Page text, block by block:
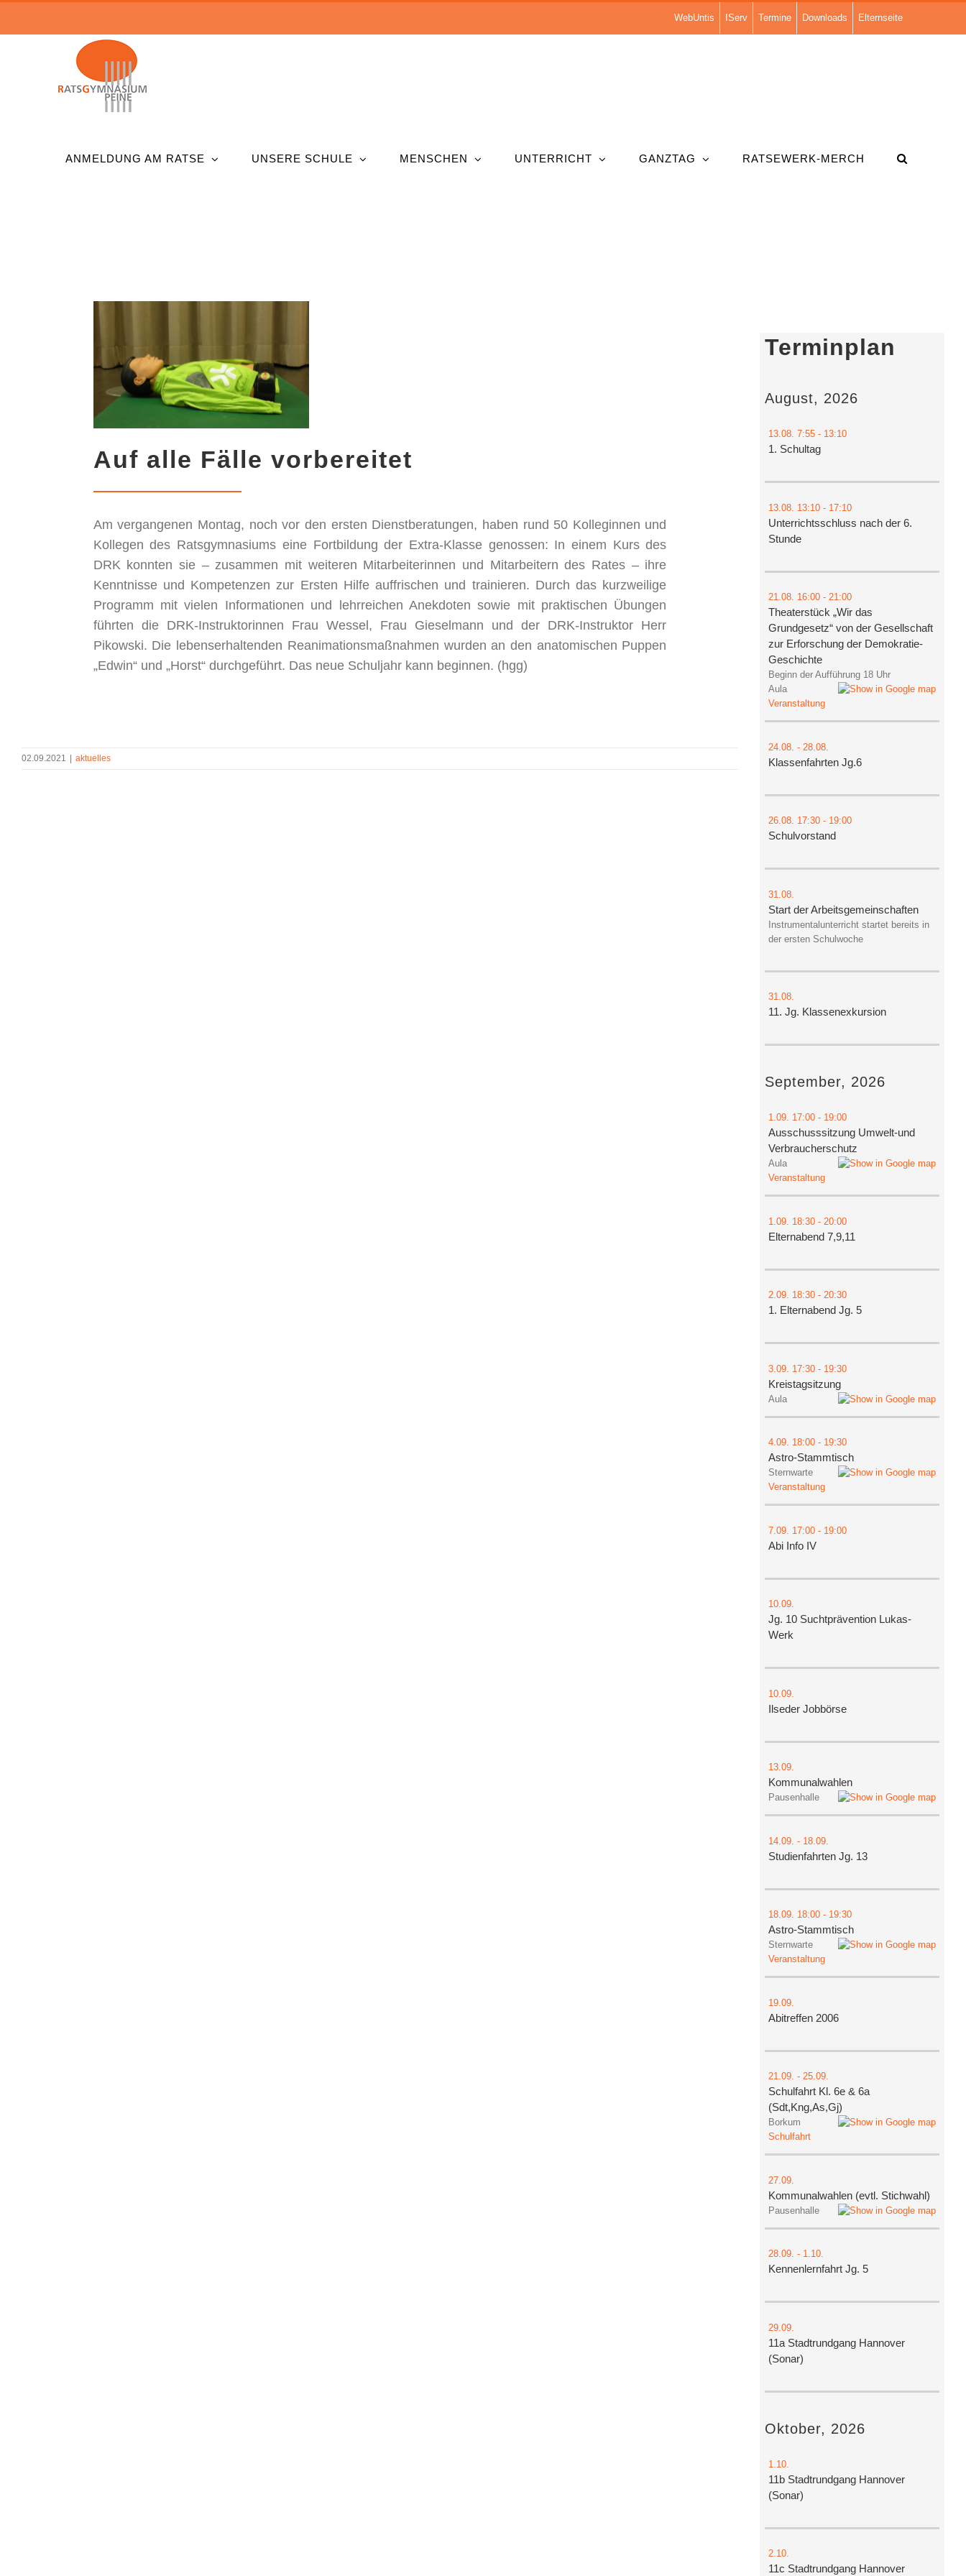
WebUntis IServ Termine Downloads Elternseite
ANMELDUNG AM RATSE UNSERE SCHULE MENSCHEN UNTERRICHT GANZTAG RATSEWERK-MERCH
Auf alle Fälle vorbereitet
Am vergangenen Montag, noch vor den ersten Dienstberatungen, haben rund 50 Kolleginnen und
Kollegen des Ratsgymnasiums eine Fortbildung der Extra-Klasse genossen: In einem Kurs des
DRK konnten sie – zusammen mit weiteren Mitarbeiterinnen und Mitarbeitern des Rates – ihre
Kenntnisse und Kompetenzen zur Ersten Hilfe auffrischen und trainieren. Durch das kurzweilige
Programm mit vielen Informationen und lehrreichen Anekdoten sowie mit praktischen Übungen
führten die DRK-Instruktorinnen Frau Wessel, Frau Gieselmann und der DRK-Instruktor Herr
Pikowski. Die lebenserhaltenden Reanimationsmaßnahmen wurden an den anatomischen Puppen
„Edwin“ und „Horst“ durchgeführt. Das neue Schuljahr kann beginnen. (hgg)
02.09.2021 aktuelles
Terminplan
August, 2026
13.08. 7:55- 13:10
1. Schultag
13.08. 13:10- 17:10
Unterrichtsschluss nach der 6.
Stunde
21.08. 16:00- 21:00
Theaterstück „Wir das
Grundgesetz“ von der Gesellschaft
zur Erforschung der Demokratie-
Geschichte
Beginn der Aufführung 18 Uhr
Aula
Veranstaltung
24.08. - 28.08.
Klassenfahrten Jg.6
26.08. 17:30- 19:00
Schulvorstand
31.08.
Start der Arbeitsgemeinschaften
Instrumentalunterricht startet bereits in
der ersten Schulwoche
31.08.
11. Jg. Klassenexkursion
September, 2026
1.09. 17:00- 19:00
Ausschusssitzung Umwelt-und
Verbraucherschutz
Aula
Veranstaltung
1.09. 18:30- 20:00
Elternabend 7,9,11
2.09. 18:30- 20:30
1. Elternabend Jg. 5
3.09. 17:30- 19:30
Kreistagsitzung
Aula
4.09. 18:00- 19:30
Astro-Stammtisch
Sternwarte
Veranstaltung
7.09. 17:00- 19:00
Abi Info IV
10.09.
Jg. 10 Suchtprävention Lukas-
Werk
10.09.
Ilseder Jobbörse
13.09.
Kommunalwahlen
Pausenhalle
14.09. - 18.09.
Studienfahrten Jg. 13
18.09. 18:00- 19:30
Astro-Stammtisch
Sternwarte
Veranstaltung
19.09.
Abitreffen 2006
21.09. -25.09.
Schulfahrt Kl. 6e & 6a
(Sdt,Kng,As,Gj)
Borkum
Schulfahrt
27.09.
Kommunalwahlen (evtl. Stichwahl)
Pausenhalle
28.09. - 1.10.
Kennenlernfahrt Jg. 5
29.09.
11a Stadtrundgang Hannover
(Sonar)
Oktober, 2026
1.10.
11b Stadtrundgang Hannover
(Sonar)
2.10.
11c Stadtrundgang Hannover